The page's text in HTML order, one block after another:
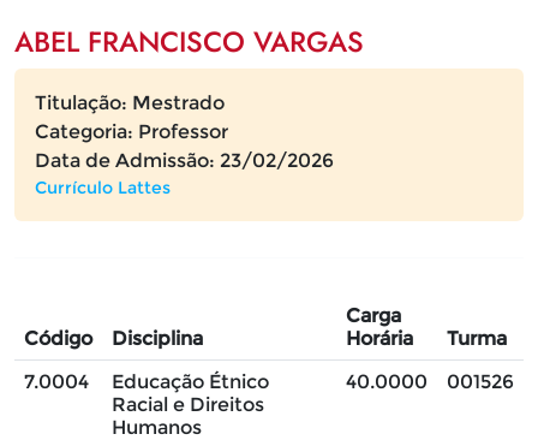
ABEL FRANCISCO VARGAS
Titulação: Mestrado
Categoria: Professor
Data de Admissão: 23/02/2026
Currículo Lattes
Código Disciplina
Carga
Horária
Turma
7.0004
Educação Étnico
Racial e Direitos
Humanos
40.0000 001526